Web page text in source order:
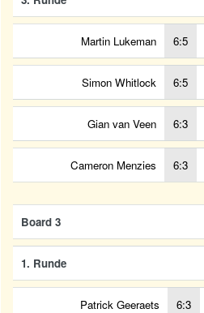
Martin Lukeman 6:5
Simon Whitlock 6:5
Gian van Veen 6:3
Cameron Menzies 6:3
Board 3
1. Runde
Patrick Geeraets 6:3